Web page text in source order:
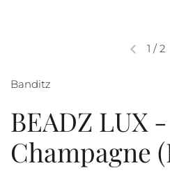
1 / 2
Banditz
BEADZ LUX
Champagne